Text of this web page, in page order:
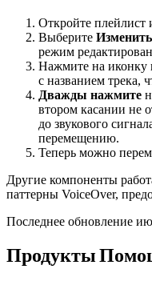
Откройте
Выберите
режим
Нажмите на иконку
с названием трека,
Дважды нажмите
втором касании не
до звукового
перемещению.
Теперь можно
Другие компоненты
паттерны VoiceOver,
Последнее обновление
Продукты